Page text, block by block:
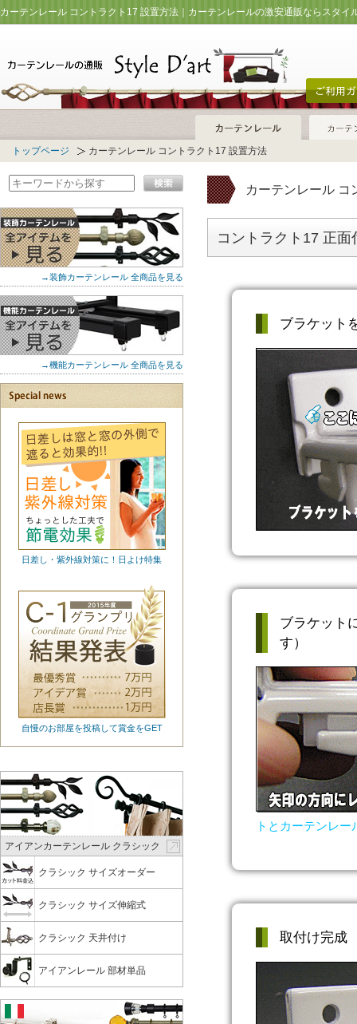
カーテンレール コントラクト17 設置方法｜カーテンレールの激安通販ならスタイ
トップページ カーテンレール コントラクト17 設置方法
カーテンレール コ
コントラクト17 正
ブラケット
ブラケット
す）
トとカーテンレ
取付け完成
→装飾カーテンレール 全商品を見る
→機能カーテンレール 全商品を見る
日差し・紫外線対策に！日よけ特集
自慢のお部屋を投稿して賞金をGET
アイアンカーテンレール クラシック
クラシック サイズオーダー
クラシック サイズ伸縮式
クラシック 天井付け
アイアンレール 部材単品